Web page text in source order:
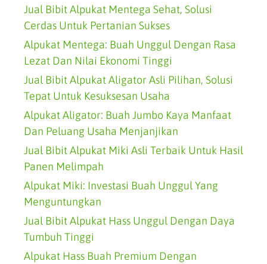
Jual Bibit Alpukat Mentega Sehat, Solusi
Cerdas Untuk Pertanian Sukses
Alpukat Mentega: Buah Unggul Dengan Rasa
Lezat Dan Nilai Ekonomi Tinggi
Jual Bibit Alpukat Aligator Asli Pilihan, Solusi
Tepat Untuk Kesuksesan Usaha
Alpukat Aligator: Buah Jumbo Kaya Manfaat
Dan Peluang Usaha Menjanjikan
Jual Bibit Alpukat Miki Asli Terbaik Untuk Hasil
Panen Melimpah
Alpukat Miki: Investasi Buah Unggul Yang
Menguntungkan
Jual Bibit Alpukat Hass Unggul Dengan Daya
Tumbuh Tinggi
Alpukat Hass Buah Premium Dengan